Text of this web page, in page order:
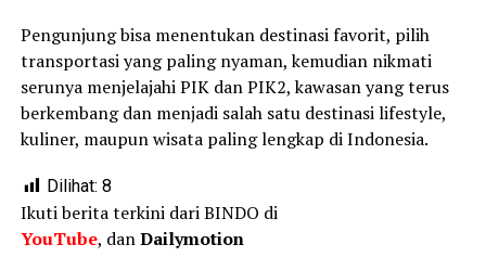
Pengunjung bisa menentukan destinasi favorit, pilih
transportasi yang paling nyaman, kemudian nikmati
serunya menjelajahi PIK dan PIK2, kawasan yang terus
berkembang dan menjadi salah satu destinasi lifestyle,
kuliner, maupun wisata paling lengkap di Indonesia.
Dilihat: 8
Ikuti berita terkini dari BINDO di
YouTube, danDailymotion